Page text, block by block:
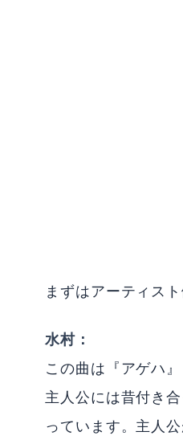
まずはアーティス
水村：
この曲は『アゲハ
主人公には昔付き
っています。主人